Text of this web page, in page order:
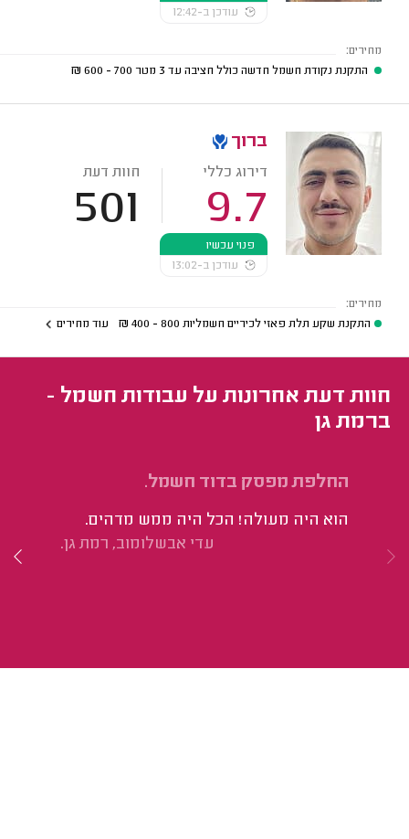
עודכן ב-12:42
מחירים:
התקנת נקודת חשמל חדשה כולל חציבה עד 3 מטר
700 - 600
₪
ברוך
דירוג כללי
9.7
חוות דעת
501
פנוי עכשיו
עודכן ב-13:02
מחירים:
התקנת שקע תלת פאזי לכיריים חשמליות 800 - 400
₪ עוד מחירים
חוות דעת אחרונות על עבודות חשמל -
ברמת גן
החלפת מפסק בדוד חשמל.
הוא היה מעולה! הכל היה ממש מדהים.
עדי אבשלומוב, רמת גן.